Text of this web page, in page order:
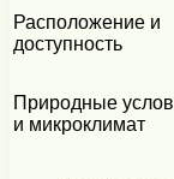
Расположение и
доступность
Природные
и микроклимат